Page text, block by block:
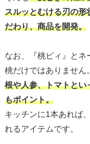
スルッとむける刃の形
だわり、商品を開発。
なお、『桃ピィ』と
桃だけではありません。
根や人参、トマトとい
もポイント。
キッチンに1本あれば
れるアイテムです。